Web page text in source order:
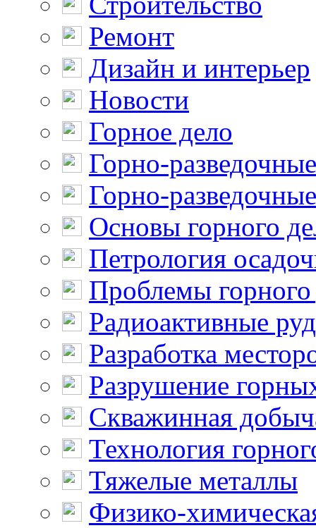
Ремонт
Дизайн и интерьер
Новости
Горное дело
Горно-
Горно-
Основы горного
Петрология
Проблемы горного
Радиоактивные
Разработка
Разрушение
Скважинная
Технология
Тяжелые металлы
Физико-